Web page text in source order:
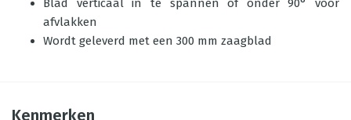
Blad verticaal in te spannen of onder 90° voor
afvlakken
Wordt geleverd met een 300 mm zaagblad
Kenmerken